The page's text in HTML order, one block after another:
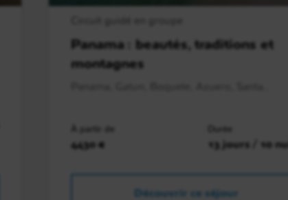
Panama : beautés, traditions et
montagnes
À partir de
4430 €
Durée
13 jours / 10
Découvrir ce séjour